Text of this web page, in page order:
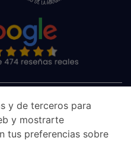
y de terceros para
y mostrarte
tus preferencias sobre